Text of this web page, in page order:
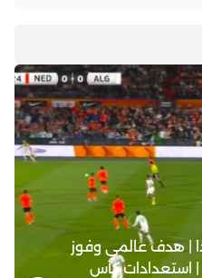
| هدف عالمي وفوز
| استعدادات كأس